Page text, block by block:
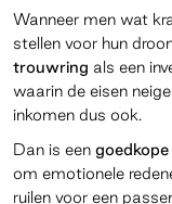
Wanneer men wat
stellen voor hun
trouwring als een
waarin de eisen
inkomen dus ook.
Dan is een goedkope
om emotionele
ruilen voor een